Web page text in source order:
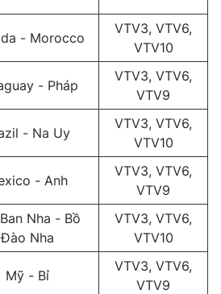
hình Việt Nam
VTV
in và báo điện tử số 483/GP-BTTTT
Thị Mỹ Hạnh, Phạm Quốc Thắng,
931 - 024.38 355 932
024.66 897 897
- Morocco
VTV3, VTV6,
VTV10
- Pháp
VTV3, VTV6,
VTV9
- Na Uy
VTV3, VTV6,
VTV10
- Anh
VTV3, VTV6,
VTV9
Nha - Bồ
Đào Nha
VTV3, VTV6,
VTV10
Mỹ - Bỉ
VTV3, VTV6,
VTV9